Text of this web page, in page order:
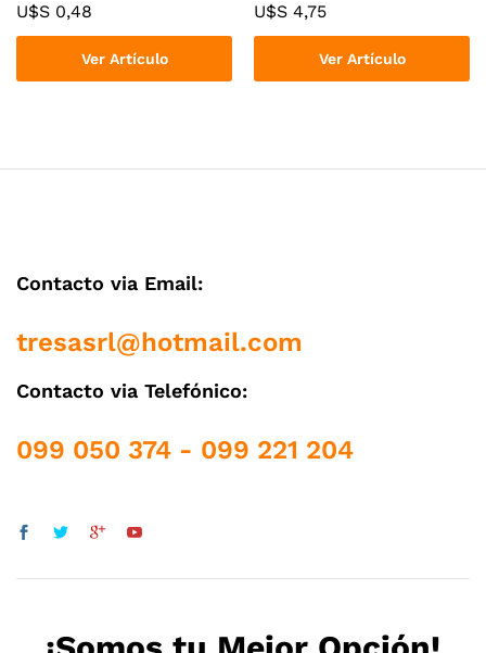
U$S 0,48
Ver Artículo
U$S 4,75
Ver Artículo
Contacto via Email:
tresasrl@hotmail.com
Contacto via Telefónico:
099 050 374 - 099 221 204